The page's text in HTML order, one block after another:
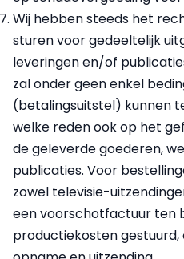
Wij hebben steeds het
sturen voor gedeeltelijk
leveringen en/of
zal onder geen enkel
(betalingsuitstel) kunnen
welke reden ook op het
de geleverde goederen,
publicaties. Voor
zowel televisie-
een voorschotfactuur ten
productiekosten